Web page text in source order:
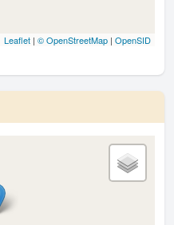
Leaflet | © OpenStreetMap | OpenSID